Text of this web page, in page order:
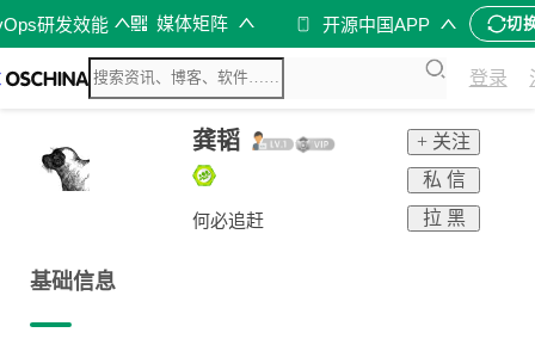
研发效能 媒体矩阵 开源中国APP 切
登录
龚韬
何必追赶
+ 关注
私 信
拉 黑
基础信息